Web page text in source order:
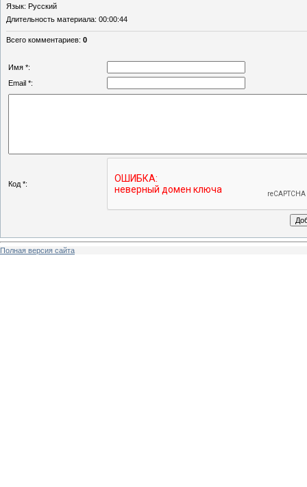
Язык: Русский
Длительность материала: 00:00:44
Всего комментариев: 0
Имя *:
Email *:
Код *:
Полная версия сайта